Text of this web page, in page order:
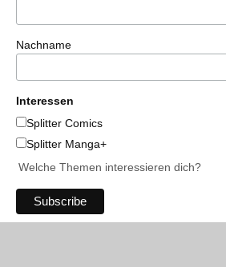
Nachname
Interessen
Splitter Comics
Splitter Manga+
Welche Themen interessieren dich?